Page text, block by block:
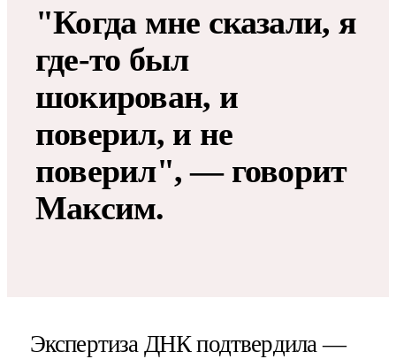
"Когда мне сказали, я
где-то был
шокирован, и
поверил, и не
поверил", — говорит
Максим.
Экспертиза ДНК подтвердила ­—